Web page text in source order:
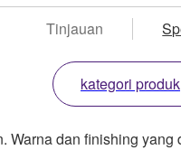
Tinjauan
kategori produk
dan finishing